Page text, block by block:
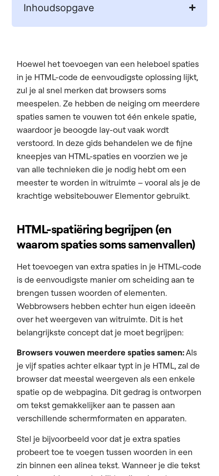
Inhoudsopgave
Hoewel het toevoegen van een heleboel spaties
in je HTML-code de eenvoudigste oplossing lijkt,
zul je al snel merken dat browsers soms
meespelen. Ze hebben de neiging om meerdere
spaties samen te vouwen tot één enkele spatie,
waardoor je beoogde lay-out vaak wordt
verstoord. In deze gids behandelen we de fijne
kneepjes van HTML-spaties en voorzien we je
van alle technieken die je nodig hebt om een
meester te worden in witruimte – vooral als je de
krachtige websitebouwer Elementor gebruikt.
HTML-spatiëring begrijpen (en
waarom spaties soms samenvallen)
Het toevoegen van extra spaties in je HTML-code
is de eenvoudigste manier om scheiding aan te
brengen tussen woorden of elementen.
Webbrowsers hebben echter hun eigen ideeën
over het weergeven van witruimte. Dit is het
belangrijkste concept dat je moet begrijpen:
Browsers vouwen meerdere spaties samen:Als
je vijf spaties achter elkaar typt in je HTML, zal de
browser dat meestal weergeven als een enkele
spatie op de webpagina. Dit gedrag is ontworpen
om tekst gemakkelijker aan te passen aan
verschillende schermformaten en apparaten.
Stel je bijvoorbeeld voor dat je extra spaties
probeert toe te voegen tussen woorden in een
zin binnen een alinea tekst. Wanneer je die tekst